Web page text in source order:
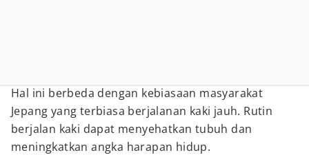
Hal ini berbeda dengan kebiasaan masyarakat
Jepang yang terbiasa berjalanan kaki jauh. Rutin
berjalan kaki dapat menyehatkan tubuh dan
meningkatkan angka harapan hidup.